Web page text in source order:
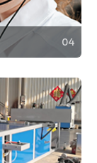
menores
04
04